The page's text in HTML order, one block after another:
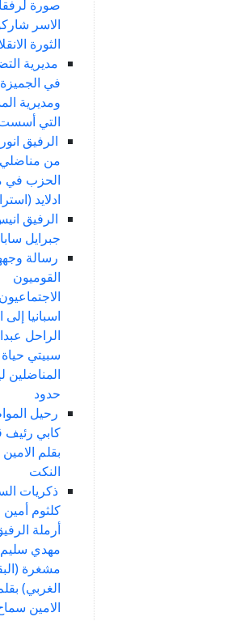
صورة
الاسر
الثورة
مديرية
في الجميزة
ومديرية
التي
الرفيق
من مناضلي
الحزب في
ادلايد
الرفيق
جبرايل سابا
رسالة
القوميون
اسبانيا
الراحل
سبيتي حياة
المناضلين
حدود
رحيل
كابي رئيف
بقلم
النكت
ذكريات
كلثوم
أرملة
مهدي
مشغرة
الغربي)
الامين